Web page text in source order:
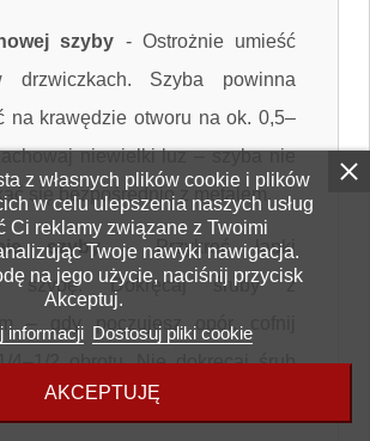
z własnych plików cookie i plików
w celu ulepszenia naszych usług
Ci reklamy związane z Twoimi
Twoje nawyki nawigacja.
na jego użycie, naciśnij przycisk
Akceptuj.
informacji Dostosuj pliki cookie
AKCEPTUJĘ
szyby - Ostrożnie umieść
drzwiczkach. Szyba powinna
na krawędzie otworu na ok. 0,5–
niewielki luz – szyba nie
się bezpośrednio z metalem.
szyby-Przykręć łapki
szybę. Dokręcaj śruby z
– gdy poczujesz opór, cofnij
4–1/2 obrotu. Nie dokręcaj śrub
aby uniknąć naprężeń.